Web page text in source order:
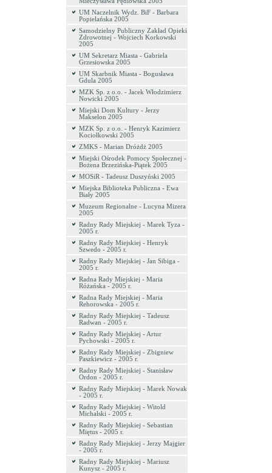
UM Naczelnik Wydz. BiF - Barbara
Popielańska 2005
Samodzielny Publiczny Zakład Opieki
Zdrowotnej - Wojciech Korkowski
2005
UM Sekretarz Miasta - Gabriela
Grzesiowska 2005
UM Skarbnik Miasta - Bogusława
Gdula 2005
MZK Sp. z o.o. - Jacek Włodzimierz
Nowicki 2005
Miejski Dom Kultury - Jerzy
Makselon 2005
MZK Sp. z o.o. - Henryk Kazimierz
Kociołkowski 2005
ZMKS - Marian Dróżdż 2005
Miejski Ośrodek Pomocy Społecznej -
Bożena Brzezińska-Piątek 2005
MOSiR - Tadeusz Duszyński 2005
Miejska Biblioteka Publiczna - Ewa
Biały 2005
Muzeum Regionalne - Lucyna Mizera
2005
Radny Rady Miejskiej - Marek Tyza -
2005 r.
Radny Rady Miejskiej - Henryk
Szwedo - 2005 r.
Radny Rady Miejskiej - Jan Sibiga -
2005 r.
Radna Rady Miejskiej - Maria
Różańska - 2005 r.
Radna Rady Miejskiej - Maria
Rehorowska - 2005 r.
Radny Rady Miejskiej - Tadeusz
Radwan - 2005 r.
Radny Rady Miejskiej - Artur
Pychowski - 2005 r.
Radny Rady Miejskiej - Zbigniew
Paszkiewicz - 2005 r.
Radny Rady Miejskiej - Stanisław
Ordon - 2005 r.
Radny Rady Miejskiej - Marek Nowak
- 2005 r.
Radny Rady Miejskiej - Witold
Michalski - 2005 r.
Radny Rady Miejskiej - Sebastian
Miętus - 2005 r.
Radny Rady Miejskiej - Jerzy Majgier
- 2005 r.
Radny Rady Miejskiej - Mariusz
Kunysz - 2005 r.